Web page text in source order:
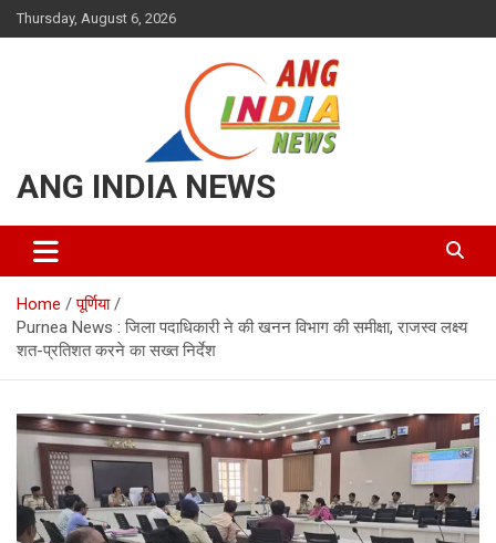
Skip
to
Thursday, August 6, 2026
ANG INDIA NEWS
Home
पूर्णिया
Purnea News : जिला पदाधिकारी ने की खनन विभाग की समीक्षा, राजस्व लक्ष्य
शत-प्रतिशत करने का सख्त निर्देश